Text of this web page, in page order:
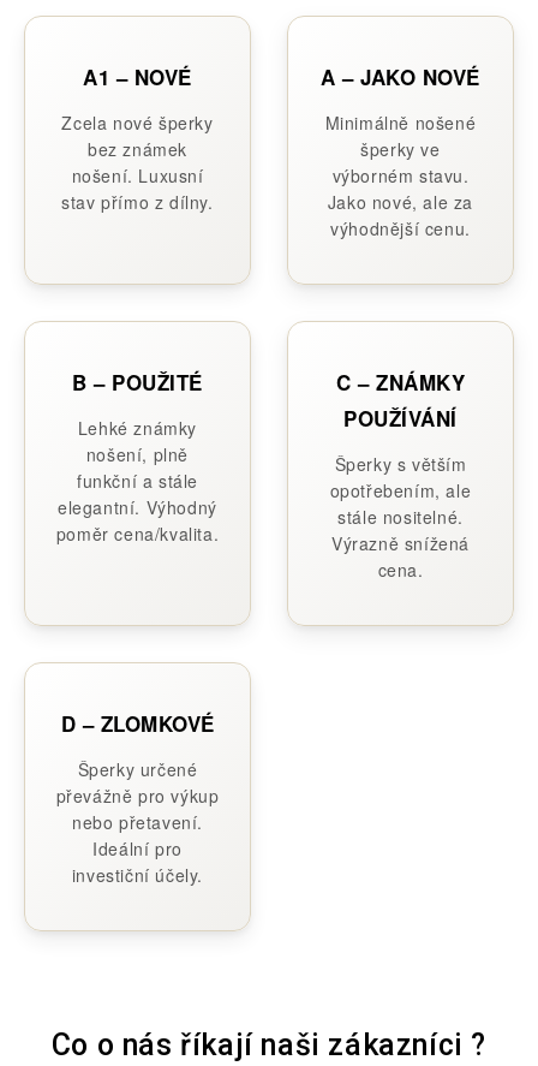
A1 – NOVÉ
Zcela nové šperky
bez známek
nošení. Luxusní
stav přímo z dílny.
A – JAKO NOVÉ
Minimálně nošené
šperky ve
výborném stavu.
Jako nové, ale za
výhodnější cenu.
B – POUŽITÉ
Lehké známky
nošení, plně
funkční a stále
elegantní. Výhodný
poměr cena/kvalita.
C – ZNÁMKY
POUŽÍVÁNÍ
Šperky s větším
opotřebením, ale
stále nositelné.
Výrazně snížená
cena.
D – ZLOMKOVÉ
Šperky určené
převážně pro výkup
nebo přetavení.
Ideální pro
investiční účely.
Co o nás říkají naši zákazníci ?